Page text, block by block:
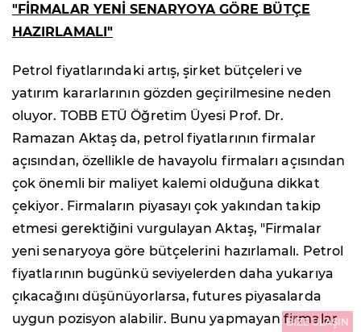
"FİRMALAR YENİ SENARYOYA GÖRE BÜTÇE
HAZIRLAMALI"
Petrol fiyatlarındaki artış, şirket bütçeleri ve
yatırım kararlarının gözden geçirilmesine neden
oluyor. TOBB ETÜ Öğretim Üyesi Prof. Dr.
Ramazan Aktaş da, petrol fiyatlarının firmalar
açısından, özellikle de havayolu firmaları açısından
çok önemli bir maliyet kalemi olduğuna dikkat
çekiyor. Firmaların piyasayı çok yakından takip
etmesi gerektiğini vurgulayan Aktaş, "Firmalar
yeni senaryoya göre bütçelerini hazırlamalı. Petrol
fiyatlarının bugünkü seviyelerden daha yukarıya
çıkacağını düşünüyorlarsa, futures piyasalarda
uygun pozisyon alabilir. Bunu yapmayan firmalar
BİZE ULAŞIN